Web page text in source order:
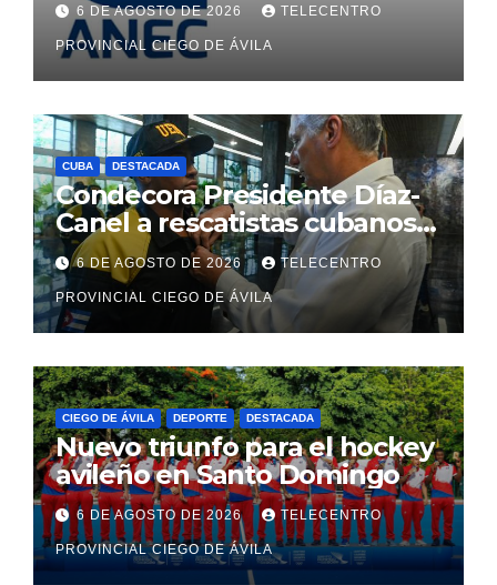
6 DE AGOSTO DE 2026 TELECENTRO
PROVINCIAL CIEGO DE ÁVILA
CUBA DESTACADA
Condecora Presidente Díaz-
Canel a rescatistas cubanos
que ayudaron en Venezuela
6 DE AGOSTO DE 2026 TELECENTRO
PROVINCIAL CIEGO DE ÁVILA
CIEGO DE ÁVILA DEPORTE DESTACADA
Nuevo triunfo para el hockey
avileño en Santo Domingo
6 DE AGOSTO DE 2026 TELECENTRO
PROVINCIAL CIEGO DE ÁVILA